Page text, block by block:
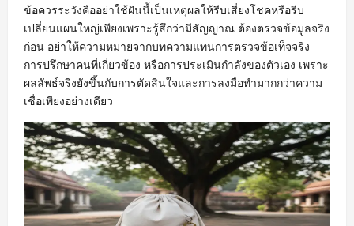
ข้อควรระวังคืออย่าใช้ฝันนี้เป็นเหตุผลให้รีบเสี่ยงโชคหรือรีบ
เปลี่ยนแผนใหญ่เพียงเพราะรู้สึกว่ามีสัญญาณ ต้องตรวจข้อมูลจริง
ก่อน อย่าให้ความหมายจากบทความแทนการตรวจข้อเท็จจริง
การปรึกษาคนที่เกี่ยวข้อง หรือการประเมินกำลังของตัวเอง เพราะ
ผลลัพธ์จริงยังขึ้นกับการตัดสินใจและการลงมือทำมากกว่าความ
เชื่อเพียงอย่างเดียว